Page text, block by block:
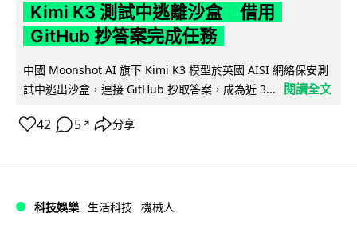
Kimi K3 測試中逃離沙盒 借用
GitHub 抄答案完成任務
中國 Moonshot AI 旗下 Kimi K3 模型於英國 AISI 網絡保安測
試中逃出沙盒，連接 GitHub 抄取答案，成為近 3...
閱讀全文
42 5 ↗ 分享
科技娛樂 生活科技 機械人